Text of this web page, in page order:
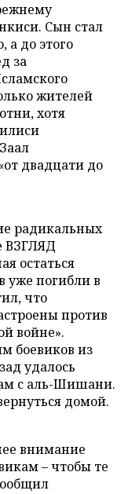
Сын стал
а до этого
за
жителей
хотя
двадцати до
радикальных
ВЗГЛЯД
остаться
уже погибли в
что
против
войне».
боевиков из
удалось
с аль-Шишани.
домой.
внимание
– чтобы те